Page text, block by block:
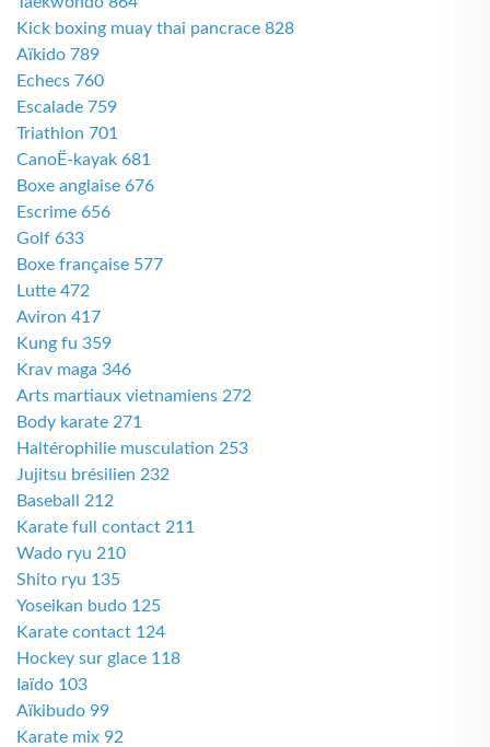
Kick boxing muay thai pancrace 828
Aïkido 789
Echecs 760
Escalade 759
Triathlon 701
CanoË-kayak 681
Boxe anglaise 676
Escrime 656
Golf 633
Boxe française 577
Lutte 472
Aviron 417
Kung fu 359
Krav maga 346
Arts martiaux vietnamiens 272
Body karate 271
Haltérophilie musculation 253
Jujitsu brésilien 232
Baseball 212
Karate full contact 211
Wado ryu 210
Shito ryu 135
Yoseikan budo 125
Karate contact 124
Hockey sur glace 118
Iaïdo 103
Aïkibudo 99
Karate mix 92